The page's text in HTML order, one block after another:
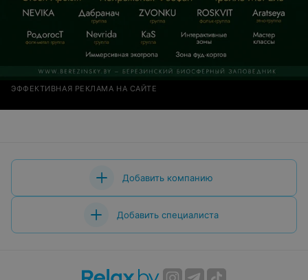
ЭФФЕКТИВНАЯ РЕКЛАМА НА САЙТЕ
Добавить компанию
Добавить специалиста